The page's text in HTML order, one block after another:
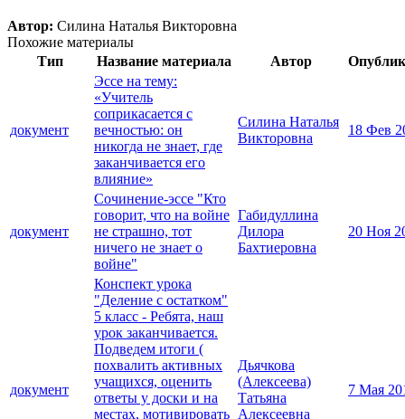
Автор: Силина Наталья Викторовна
Похожие материалы
Тип
Название материала Автор
документ
Эссе на тему:
«Учитель
соприкасается с
вечностью: он
никогда не знает, где
заканчивается его
влияние»
Силина Наталья
Викторовна
18 Фев
документ
Сочинение-эссе "Кто
говорит, что на войне
не страшно, тот
ничего не знает о
войне"
Габидуллина
Дилора
Бахтиеровна
20 Ноя
документ
Конспект урока
"Деление с остатком"
5 класс - Ребята, наш
урок заканчивается.
Подведем итоги (
похвалить активных
учащихся, оценить
ответы у доски и на
местах, мотивировать
Дьячкова
(Алексеева)
Татьяна
Алексеевна
7 Мая